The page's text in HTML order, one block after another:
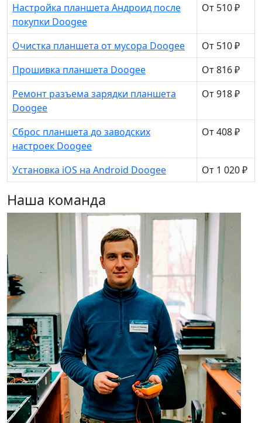
Настройка планшета Андроид после
покупки Doogee
От 510 ₽
Очистка планшета от мусора Doogee
От 510 ₽
Прошивка планшета Doogee
От 816 ₽
Ремонт разъема зарядки планшета
Doogee
От 918 ₽
Сброс планшета до заводских
настроек Doogee
От 408 ₽
Установка iOS на Android Doogee От 1 020 ₽
Наша команда